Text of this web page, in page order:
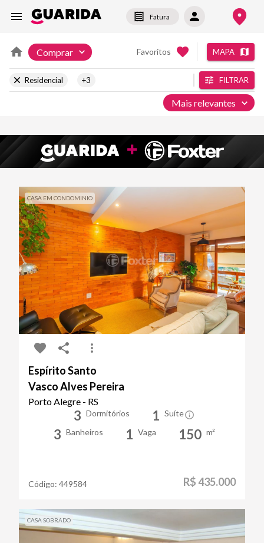
Fatura
Comprar Favoritos MAPA
Residencial +3 FILTRAR
Mais relevantes
CASA EM CONDOMINIO
Espírito Santo
Vasco Alves Pereira
Porto Alegre - RS
3 Dormitórios 1 Suíte
3 Banheiros 1 Vaga 150 m²
Código: 449584 R$ 435.000
CASA SOBRADO